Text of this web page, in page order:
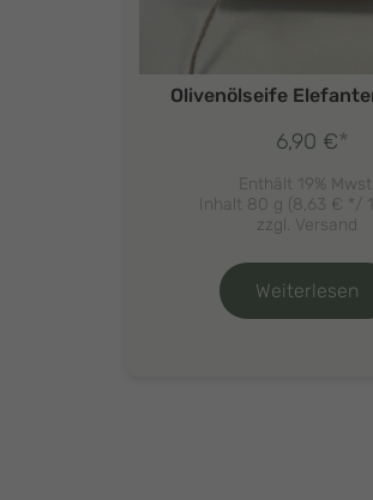
Olivenölseife
6,90 €*
Enthält 19% Mwst.
Inhalt 80 g (8,63 € */
zzgl. Versand
Weiterlesen